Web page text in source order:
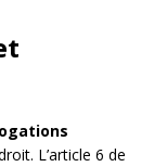
L’article 6 de